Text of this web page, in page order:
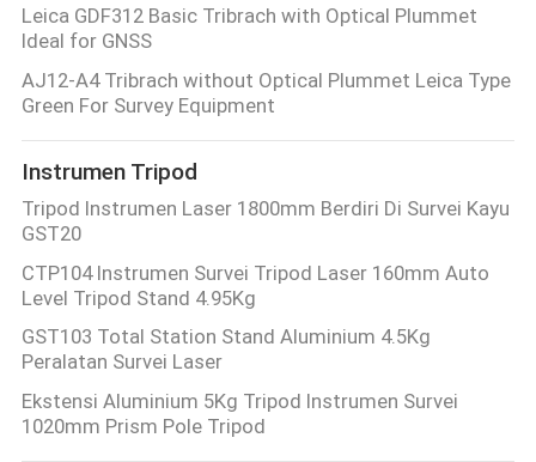
Leica GDF312 Basic Tribrach with Optical Plummet
Ideal for GNSS
AJ12-A4 Tribrach without Optical Plummet Leica Type
Green For Survey Equipment
Instrumen Tripod
Tripod Instrumen Laser 1800mm Berdiri Di Survei Kayu
GST20
CTP104 Instrumen Survei Tripod Laser 160mm Auto
Level Tripod Stand 4.95Kg
GST103 Total Station Stand Aluminium 4.5Kg
Peralatan Survei Laser
Ekstensi Aluminium 5Kg Tripod Instrumen Survei
1020mm Prism Pole Tripod